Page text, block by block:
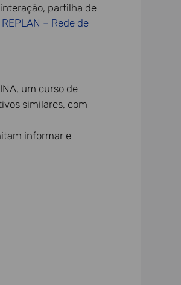
partilha de
REPLAN – Rede de
um curso de
similares, com
informar e